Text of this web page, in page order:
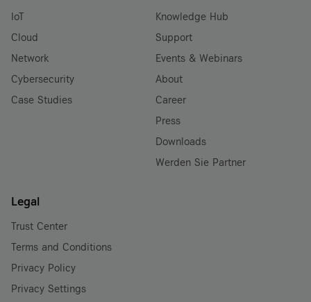
IoT
Cloud
Network
Cybersecurity
Case Studies
Knowledge Hub
Support
Events & Webinars
About
Career
Press
Downloads
Werden Sie Partner
Legal
Trust Center
Terms and Conditions
Privacy Policy
Privacy Settings